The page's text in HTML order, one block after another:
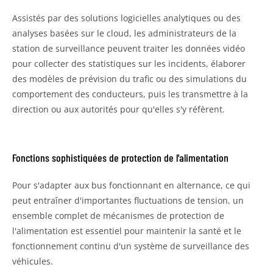
Assistés par des solutions logicielles analytiques ou des
analyses basées sur le cloud, les administrateurs de la
station de surveillance peuvent traiter les données vidéo
pour collecter des statistiques sur les incidents, élaborer
des modèles de prévision du trafic ou des simulations du
comportement des conducteurs, puis les transmettre à la
direction ou aux autorités pour qu'elles s'y réfèrent.
Fonctions sophistiquées de protection de l'alimentation
Pour s'adapter aux bus fonctionnant en alternance, ce qui
peut entraîner d'importantes fluctuations de tension, un
ensemble complet de mécanismes de protection de
l'alimentation est essentiel pour maintenir la santé et le
fonctionnement continu d'un système de surveillance des
véhicules.